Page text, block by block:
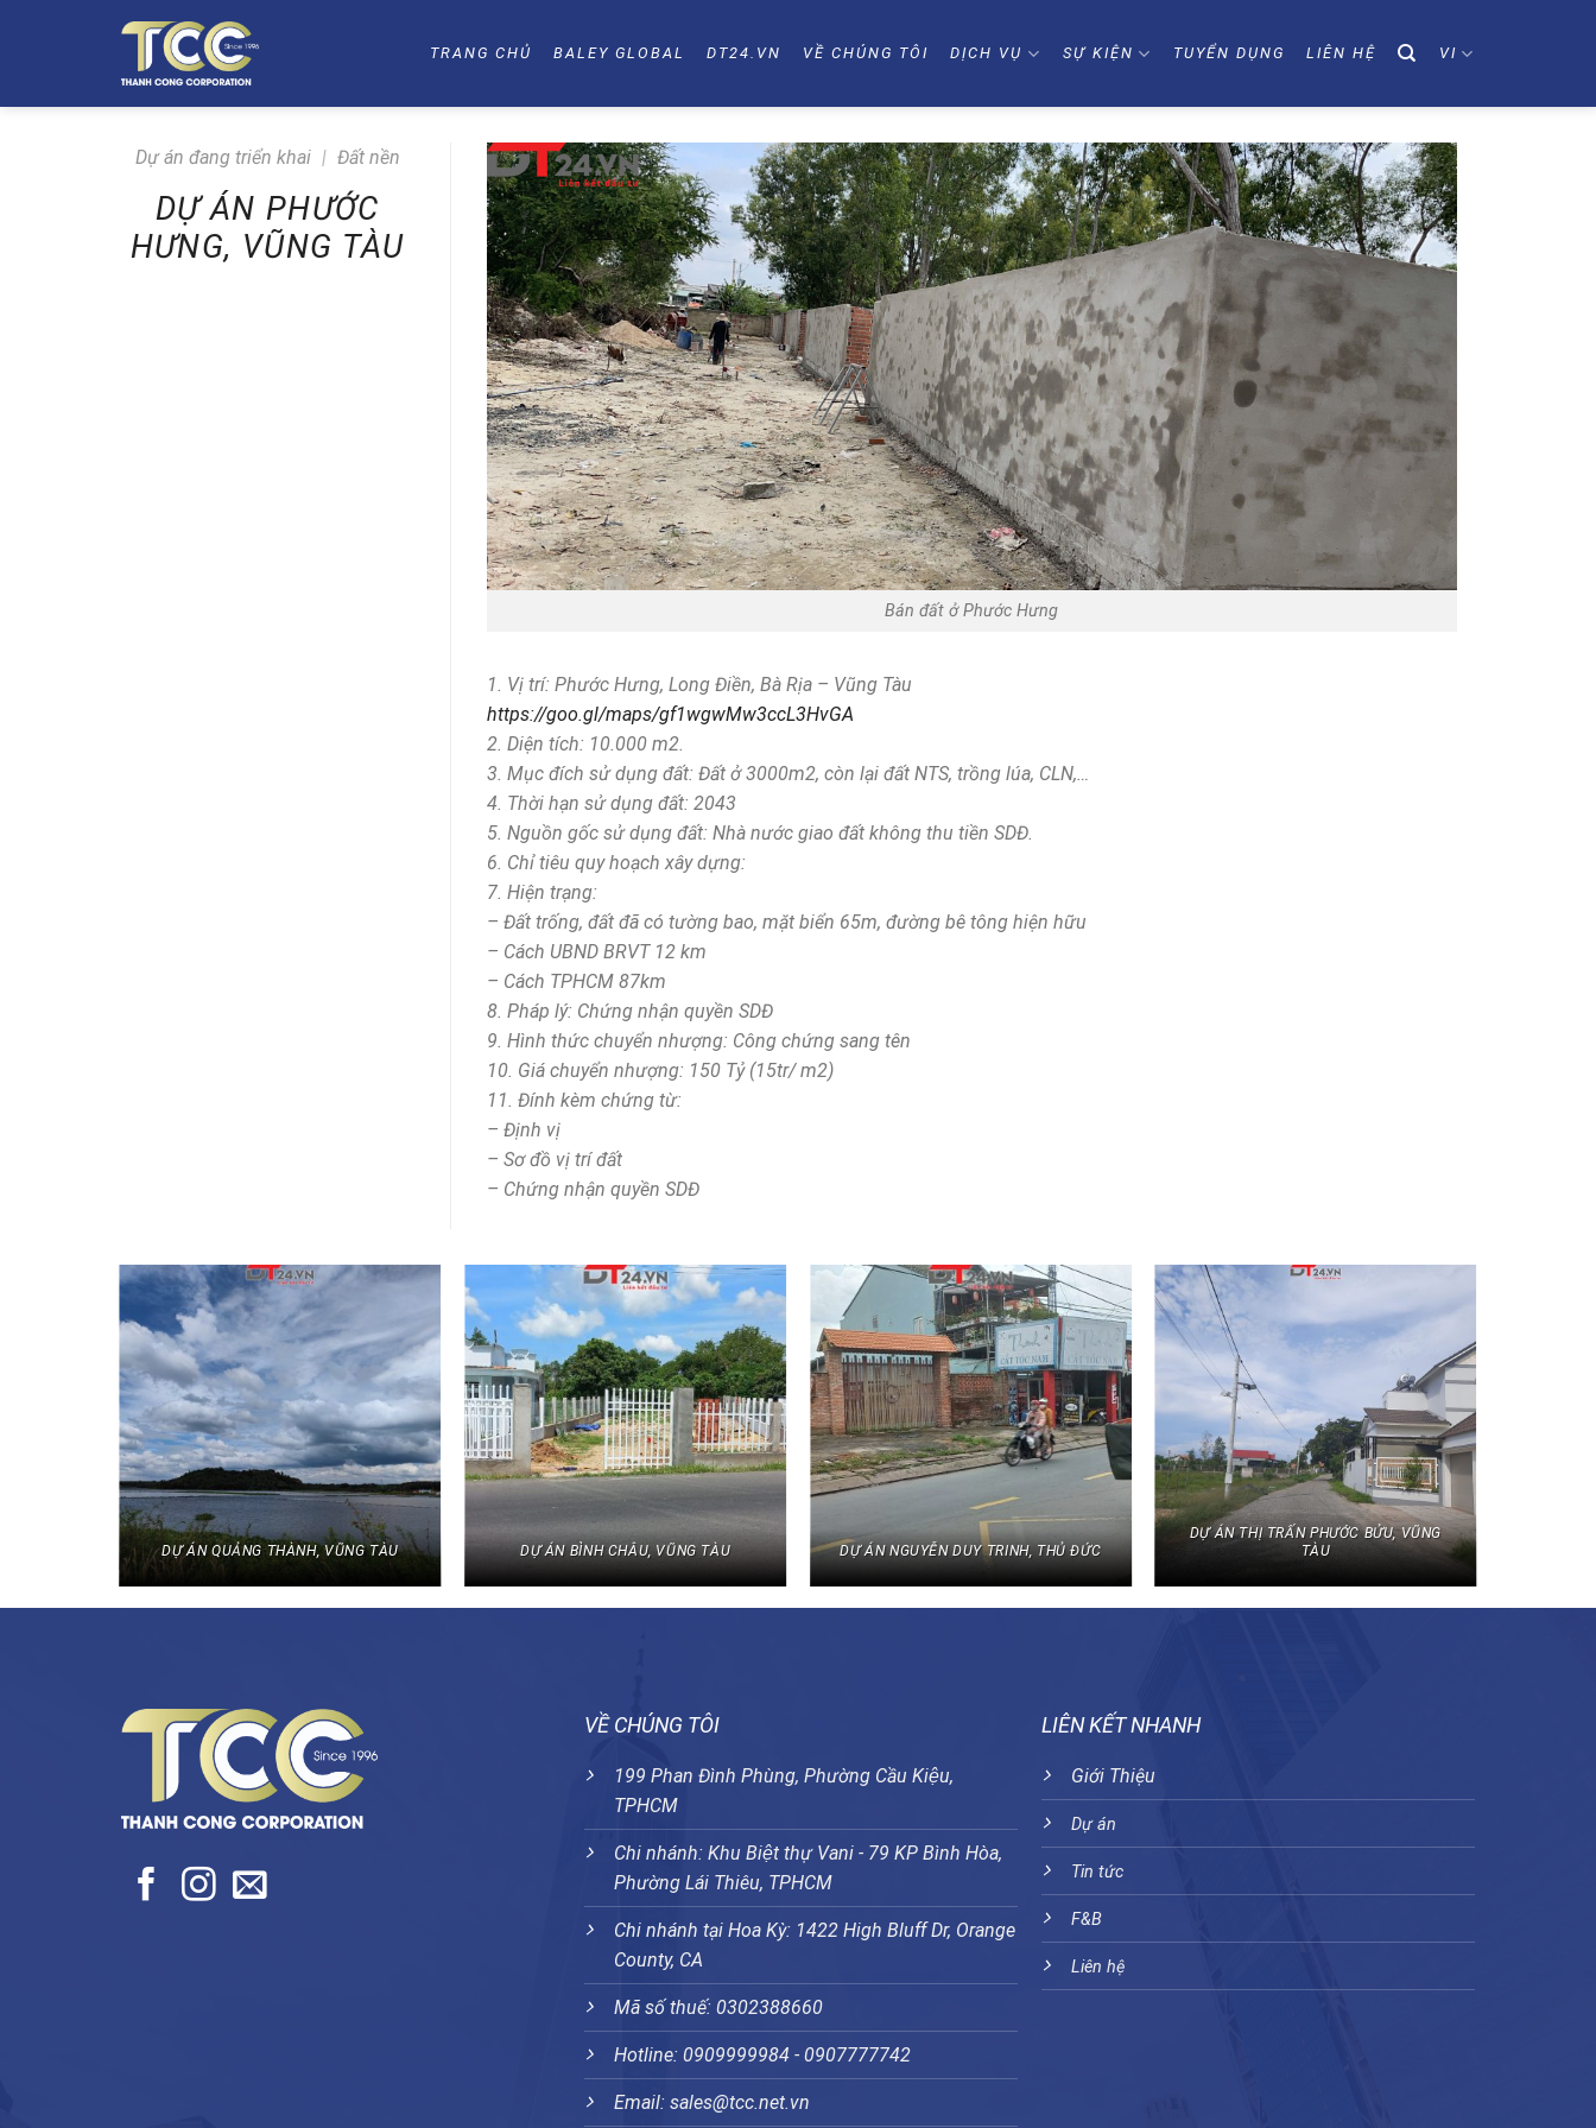
TRANG CHỦ BALEY GLOBAL DT24.VN VỀ CHÚNG TÔI DỊCH VỤ SỰ KIỆN TUYỂN DỤNG LIÊN HỆ VI
Dự án đang triển khai | Đất nền
DỰ ÁN PHƯỚC
HƯNG, VŨNG TÀU
Bán đất ở Phước Hưng
1. Vị trí: Phước Hưng, Long Điền, Bà Rịa – Vũng Tàu
https://goo.gl/maps/gf1wgwMw3ccL3HvGA
2. Diện tích: 10.000 m2.
3. Mục đích sử dụng đất: Đất ở 3000m2, còn lại đất NTS, trồng lúa, CLN,…
4. Thời hạn sử dụng đất: 2043
5. Nguồn gốc sử dụng đất: Nhà nước giao đất không thu tiền SDĐ.
6. Chỉ tiêu quy hoạch xây dựng:
7. Hiện trạng:
– Đất trống, đất đã có tường bao, mặt biển 65m, đường bê tông hiện hữu
– Cách UBND BRVT 12 km
– Cách TPHCM 87km
8. Pháp lý: Chứng nhận quyền SDĐ
9. Hình thức chuyển nhượng: Công chứng sang tên
10. Giá chuyển nhượng: 150 Tỷ (15tr/ m2)
11. Đính kèm chứng từ:
– Định vị
– Sơ đồ vị trí đất
– Chứng nhận quyền SDĐ
DỰ ÁN QUẢNG THÀNH, VŨNG TÀU DỰ ÁN BÌNH CHÂU, VŨNG TÀU DỰ ÁN NGUYỄN DUY TRINH, THỦ ĐỨC
DỰ ÁN THỊ TRẤN PHƯỚC BỬU, VŨNG
TÀU
VỀ CHÚNG TÔI
199 Phan Đình Phùng, Phường Cầu Kiệu,
TPHCM
Chi nhánh: Khu Biệt thự Vani - 79 KP Bình Hòa,
Phường Lái Thiêu, TPHCM
Chi nhánh tại Hoa Kỳ: 1422 High Bluff Dr, Orange
County, CA
Mã số thuế: 0302388660
Hotline: 0909999984 - 0907777742
Email: sales@tcc.net.vn
LIÊN KẾT NHANH
Giới Thiệu
Dự án
Tin tức
F&B
Liên hệ